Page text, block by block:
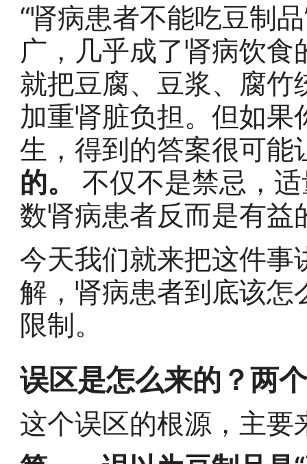
“肾病患者不能吃豆制
广，几乎成了肾病饮食
就把豆腐、豆浆、腐
加重肾脏负担。但如
生，得到的答案很可能
的。
不仅不是禁忌，
数肾病患者反而是有益
今天我们就来把这件
解，肾病患者到底该
限制。
误区是怎么来的？两
这个误区的根源，主要